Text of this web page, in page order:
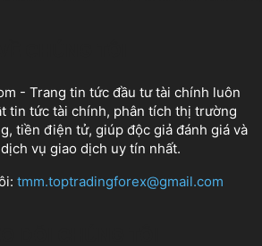
- Trang tin tức đầu tư tài chính luôn
tin tức tài chính, phân tích thị trường
tiền điện tử, giúp độc giả đánh giá và
vụ giao dịch uy tín nhất.
tmm.toptradingforex@gmail.com